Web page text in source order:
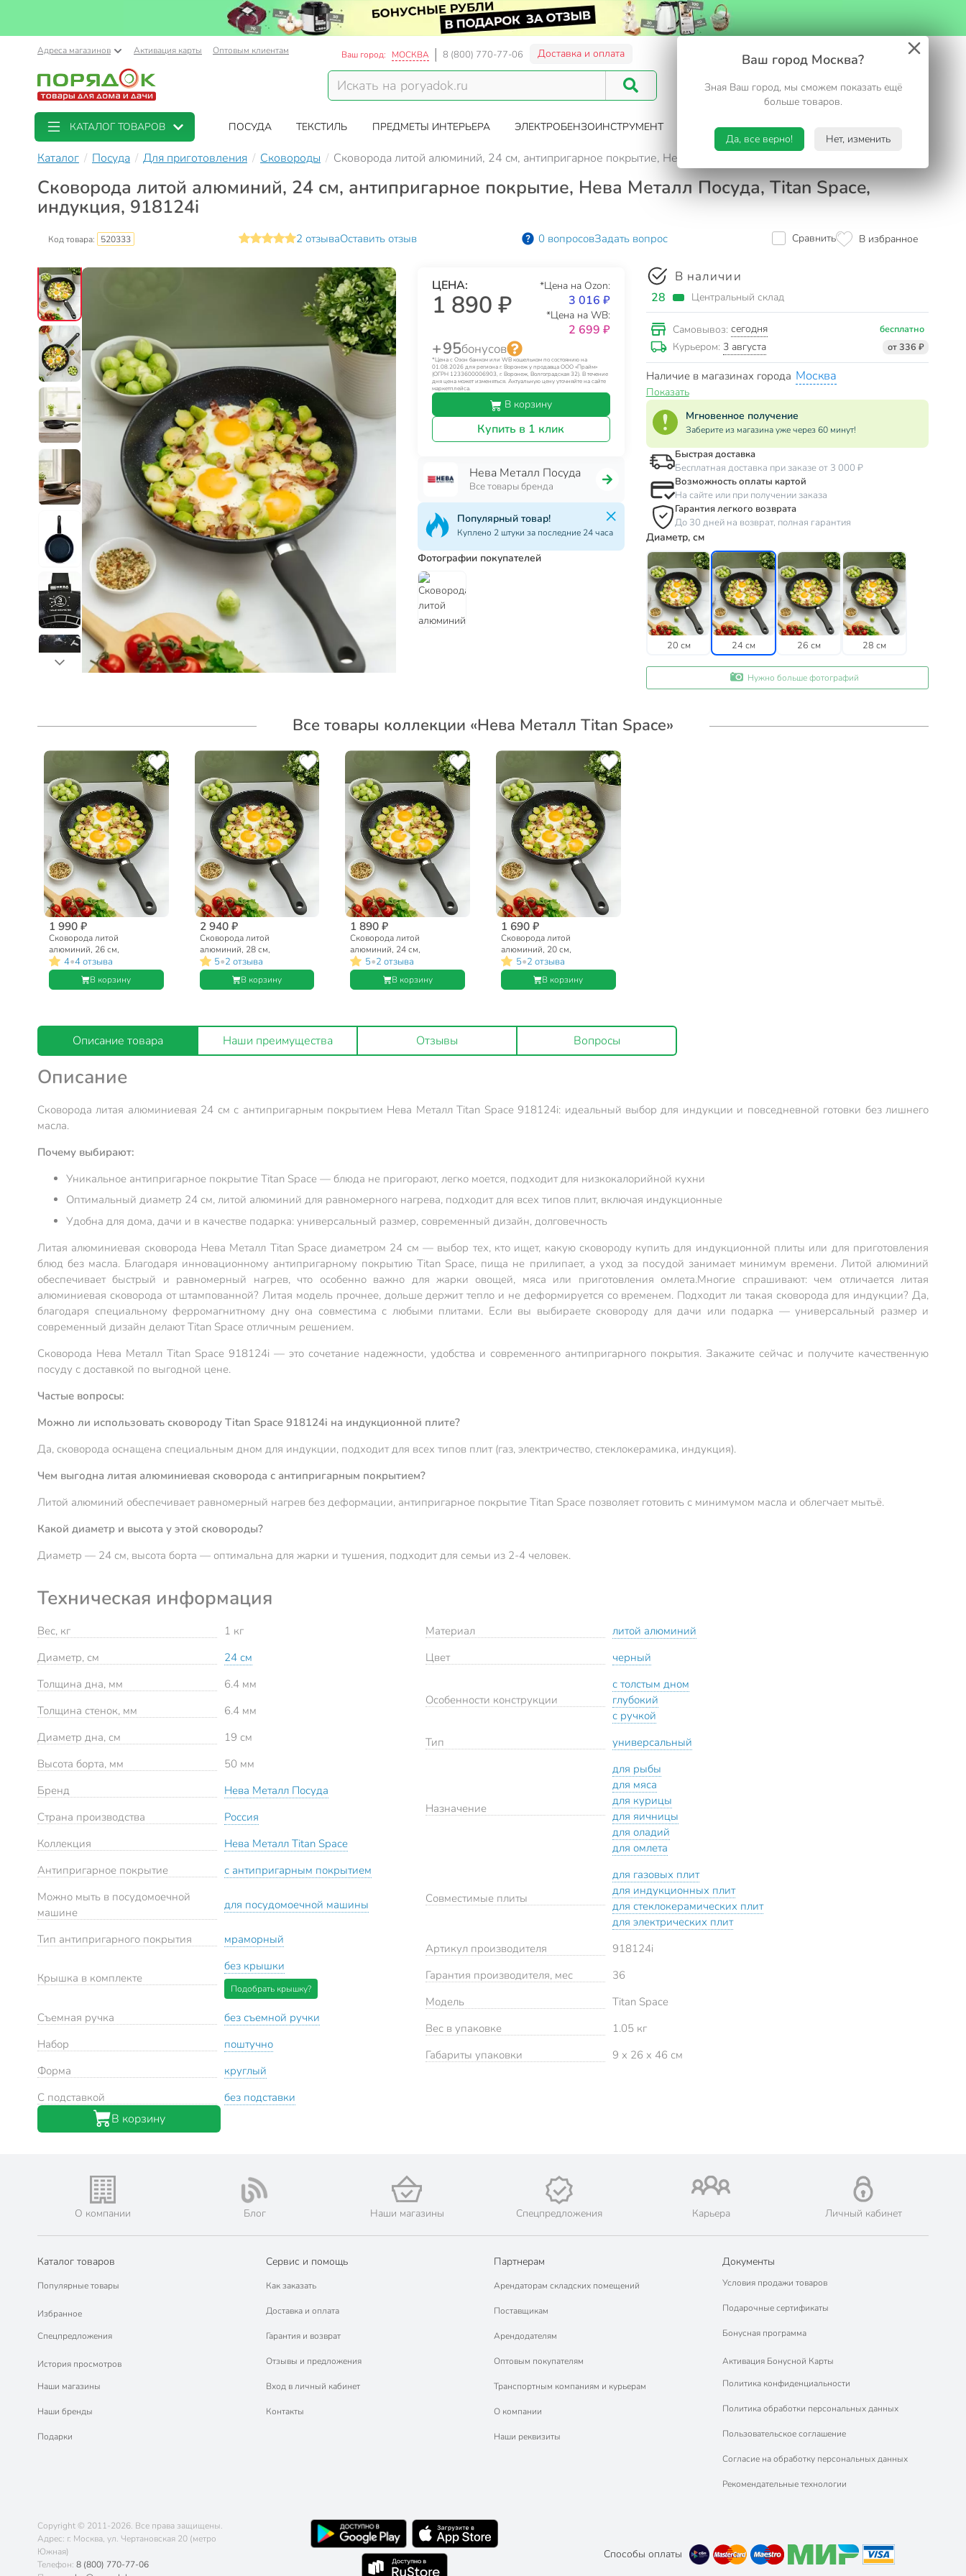
Ваш город Москва?
Зная Ваш город, мы сможем показать ещё
больше товаров.
Да, все верно! Нет, изменить
Адреса магазинов Активация карты Оптовым клиентам Ваш город: МОСКВА 8 (800) 770-77-06 Доставка и оплата
Корзина
КАТАЛОГ ТОВАРОВ ПОСУДА ТЕКСТИЛЬ ПРЕДМЕТЫ ИНТЕРЬЕРА ЭЛЕКТРОБЕНЗОИНСТРУМЕНТ САД И ОГОРОД ТУРИЗМ. ОТДЫХ НА ДАЧЕ
Каталог Посуда Для приготовления Сковороды Сковорода литой алюминий, 24 см, антипригарное покрытие, Нева Металл Посуда, Titan Space, индукция, 918124i
Сковорода литой алюминий, 24 см, антипригарное покрытие, Нева Металл Посуда, Titan Space,
индукция, 918124i
Код товара: 520333 2 отзываОставить отзыв 0 вопросовЗадать вопрос Сравнить В избранное
ЦЕНА:
1 890 ₽
*Цена на Ozon:
3 016 ₽
*Цена на WB:
2 699 ₽
+ 95бонусов
*Цена с Озон банком или WB кошельком по состоянию на
01.08.2026 для региона г. Воронеж у продавца ООО «Прайм»
(ОГРН 1233600006903, г. Воронеж, Волгоградская 32). В течение
дня цена может изменяться. Актуальную цену уточняйте на сайте
маркетплейса.
В корзину
Купить в 1 клик
Нева Металл Посуда
Все товары бренда
Популярный товар!
Куплено 2 штуки за последние 24 часа
Фотографии покупателей
В наличии
28 Центральный склад
Самовывоз: сегодня бесплатно
Курьером: 3 августа от 336 ₽
Наличие в магазинах города Москва
Показать
Мгновенное получение
Заберите из магазина уже через 60 минут!
Быстрая доставка
Бесплатная доставка при заказе от 3 000 ₽
Возможность оплаты картой
На сайте или при получении заказа
Гарантия легкого возврата
До 30 дней на возврат, полная гарантия
Диаметр, см
20 см 24 см 26 см 28 см
Нужно больше фотографий
Все товары коллекции «Нева Металл Titan Space»
1 990 ₽
Сковорода литой
алюминий, 26 см,
антипригарное покрытие,
Нева Металл Посуда, Titan
Space, индукция, 918126i
4•4 отзыва
В корзину
2 940 ₽
Сковорода литой
алюминий, 28 см,
антипригарное покрытие,
Нева Металл Посуда, Titan
Space, индукция, 918128i
5•2 отзыва
В корзину
1 890 ₽
Сковорода литой
алюминий, 24 см,
антипригарное покрытие,
Нева Металл Посуда, Titan
Space, индукция, 918124i
5•2 отзыва
В корзину
1 690 ₽
Сковорода литой
алюминий, 20 см,
антипригарное покрытие,
Нева Металл Посуда, Titan
Space, индукция, 918120i
5•2 отзыва
В корзину
Описание товара Наши преимущества Отзывы Вопросы
Описание
Сковорода литая алюминиевая 24 см с антипригарным покрытием Нева Металл Titan Space 918124i: идеальный выбор для индукции и повседневной готовки без лишнего
масла.
Почему выбирают:
Уникальное антипригарное покрытие Titan Space — блюда не пригорают, легко моется, подходит для низкокалорийной кухни
Оптимальный диаметр 24 см, литой алюминий для равномерного нагрева, подходит для всех типов плит, включая индукционные
Удобна для дома, дачи и в качестве подарка: универсальный размер, современный дизайн, долговечность
Литая алюминиевая сковорода Нева Металл Titan Space диаметром 24 см — выбор тех, кто ищет, какую сковороду купить для индукционной плиты или для приготовления
блюд без масла. Благодаря инновационному антипригарному покрытию Titan Space, пища не прилипает, а уход за посудой занимает минимум времени. Литой алюминий
обеспечивает быстрый и равномерный нагрев, что особенно важно для жарки овощей, мяса или приготовления омлета.Многие спрашивают: чем отличается литая
алюминиевая сковорода от штампованной? Литая модель прочнее, дольше держит тепло и не деформируется со временем. Подходит ли такая сковорода для индукции? Да,
благодаря специальному ферромагнитному дну она совместима с любыми плитами. Если вы выбираете сковороду для дачи или подарка — универсальный размер и
современный дизайн делают Titan Space отличным решением.
Сковорода Нева Металл Titan Space 918124i — это сочетание надежности, удобства и современного антипригарного покрытия. Закажите сейчас и получите качественную
посуду с доставкой по выгодной цене.
Частые вопросы:
Можно ли использовать сковороду Titan Space 918124i на индукционной плите?
Да, сковорода оснащена специальным дном для индукции, подходит для всех типов плит (газ, электричество, стеклокерамика, индукция).
Чем выгодна литая алюминиевая сковорода с антипригарным покрытием?
Литой алюминий обеспечивает равномерный нагрев без деформации, антипригарное покрытие Titan Space позволяет готовить с минимумом масла и облегчает мытьё.
Какой диаметр и высота у этой сковороды?
Диаметр — 24 см, высота борта — оптимальна для жарки и тушения, подходит для семьи из 2-4 человек.
Техническая информация
Вес, кг
1 кг
Диаметр, см
24 см
Толщина дна, мм
6.4 мм
Толщина стенок, мм
6.4 мм
Диаметр дна, см
19 см
Высота борта, мм
50 мм
Бренд
Нева Металл Посуда
Страна производства
Россия
Коллекция
Нева Металл Titan Space
Антипригарное покрытие
с антипригарным покрытием
Можно мыть в посудомоечной
машине
для посудомоечной машины
Тип антипригарного покрытия мраморный
Крышка в комплекте
без крышки
Подобрать крышку?
Съемная ручка
без съемной ручки
Набор
поштучно
Форма
круглый
С подставкой
без подставки
Материал
литой алюминий
Цвет
черный
Особенности конструкции
с толстым дном
глубокий
с ручкой
Тип
универсальный
Назначение
для рыбы
для мяса
для курицы
для яичницы
для оладий
для омлета
Совместимые плиты
для газовых плит
для индукционных плит
для стеклокерамических плит
для электрических плит
Артикул производителя
918124i
Гарантия производителя, мес
36
Модель
Titan Space
Вес в упаковке
1.05 кг
Габариты упаковки
9 x 26 x 46 см
В корзину
О компании Блог Наши магазины Спецпредложения Карьера Личный кабинет
Каталог товаров
Популярные товары
Избранное
Спецпредложения
История просмотров
Наши магазины
Наши бренды
Подарки
Сервис и помощь
Как заказать
Доставка и оплата
Гарантия и возврат
Отзывы и предложения
Вход в личный кабинет
Контакты
Партнерам
Арендаторам складских помещений
Поставщикам
Арендодателям
Оптовым покупателям
Транспортным компаниям и курьерам
О компании
Наши реквизиты
Документы
Условия продажи товаров
Подарочные сертификаты
Бонусная программа
Активация Бонусной Карты
Политика конфиденциальности
Политика обработки персональных данных
Пользовательское соглашение
Согласие на обработку персональных данных
Рекомендательные технологии
Copyright © 2011-2026. Все права защищены.
Адрес: г. Москва, ул. Чертановская 20 (метро
Южная)
Телефон: 8 (800) 770-77-06
Способы оплаты